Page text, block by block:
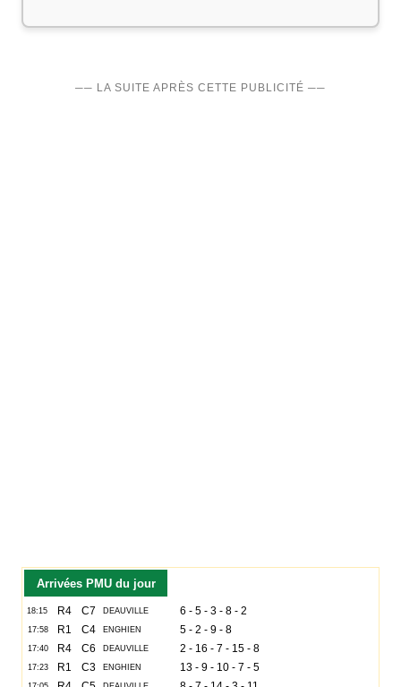
── LA SUITE APRÈS CETTE PUBLICITÉ ──
Arrivées PMU du jour